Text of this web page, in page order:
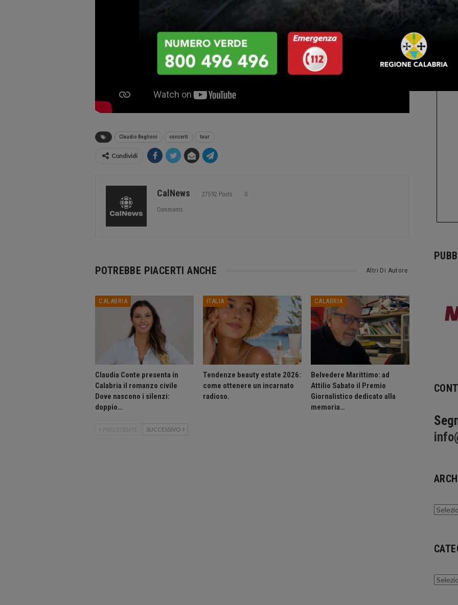
Claudio Baglioni concerti tour
Condividi
CalNews 27592 Posts 0
Comments
POTREBBE PIACERTI ANCHE Altri Di Autore
CALABRIA
Claudia Conte presenta in
Calabria il romanzo civile
Dove nascono i silenzi:
doppio…
ITALIA
Tendenze beauty estate 2026:
come ottenere un incarnato
radioso.
CALABRIA
Belvedere Marittimo: ad
Attilio Sabato il Premio
Giornalistico dedicato alla
memoria…
PRECEDENTE SUCCESSIVO
Archivi